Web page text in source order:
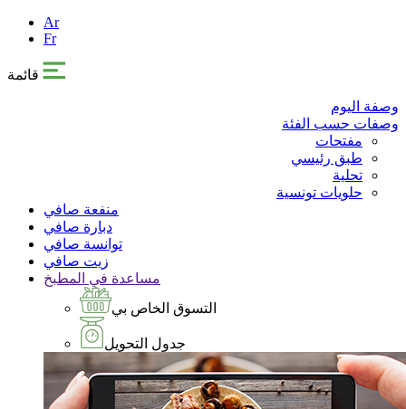
Ar
Fr
قائمة
وصفة اليوم
وصفات حسب الفئة
مفتحات
طبق رئيسي
تحلية
حلويات تونسية
منفعة صافي
دبارة صافي
توانسة صافي
زيت صافي
مساعدة في المطبخ
التسوق الخاص بي
جدول التحويل